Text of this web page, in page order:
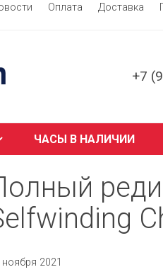
Оплата Доставка
+7
ЧАСЫ В НАЛИЧИИ
ноября 2021